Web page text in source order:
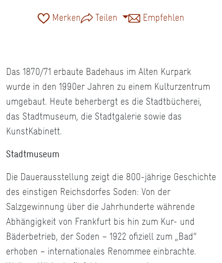
Merken Teilen Empfehlen
Das 1870/71 erbaute Badehaus im Alten Kurpark
wurde in den 1990er Jahren zu einem Kulturzentrum
umgebaut. Heute beherbergt es die Stadtbücherei,
das Stadtmuseum, die Stadtgalerie sowie das
KunstKabinett.
Stadtmuseum
Die Dauerausstellung zeigt die 800-jährige Geschichte
des einstigen Reichsdorfes Soden: Von der
Salzgewinnung über die Jahrhunderte währende
Abhängigkeit von Frankfurt bis hin zum Kur- und
Bäderbetrieb, der Soden – 1922 ofiziell zum „Bad“
erhoben – internationales Renommee einbrachte.